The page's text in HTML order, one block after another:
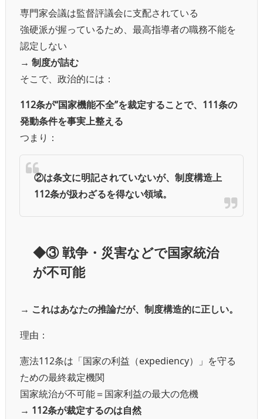
専門家会議は監督評議会に支配されている
強硬派が握っているため、最高指導者の職務不能を
認定しない
→ 制度が詰む
そこで、政治的には：
112条が“国家機能不全”を裁定することで、111条の
発動条件を事実上整える
つまり：
②は条文に明記されていないが、制度構造上
112条が扱わざるを得ない領域。
◆③ 戦争・災害などで国家統治
が不可能
→ これはあなたの推論だが、制度構造的に正しい。
理由：
憲法112条は「国家の利益（expediency）」を守る
ための最終裁定機関
国家統治が不可能＝国家利益の最大の危機
→ 112条が裁定するのは自然